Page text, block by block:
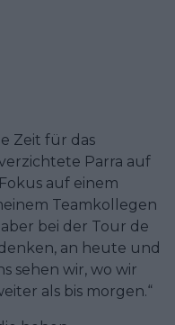
Zeit für das
Parra auf
auf einem
Teamkollegen
aber bei der Tour de
an heute und
sehen wir, wo wir
als bis morgen.“